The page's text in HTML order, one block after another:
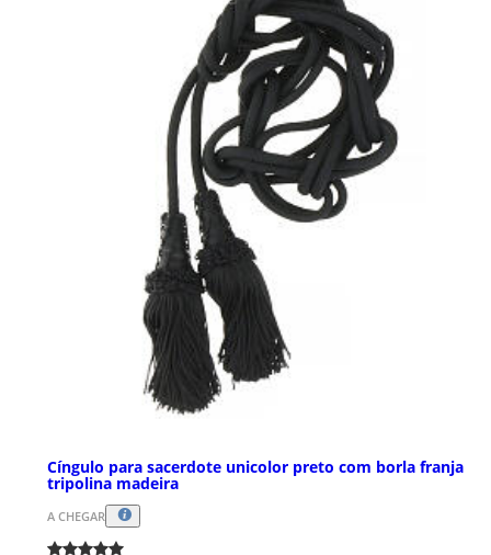
Cíngulo para sacerdote unicolor preto com borla franja
tripolina madeira
A CHEGAR